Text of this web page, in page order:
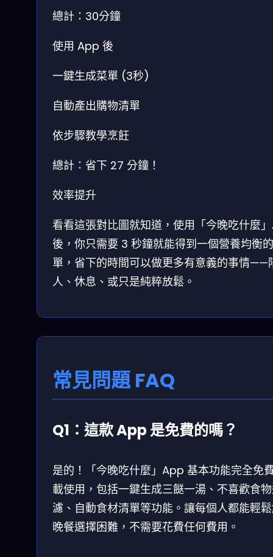
總計：30分鐘
使用 App 後
一鍵生成菜單 (3秒)
自動產出購物清單
依步驟教學烹飪
總計：省下 27 分鐘！
效率提升
看看這張對比圖就知道，使用「今晚吃什麼
後，你只需要 3 秒鐘就能得到一個營養均衡
單，省下的時間可以做更多有意義的事情——
人、休息、或只是純粹放鬆。
常見問題 FAQ
Q1：這款 App 是免費的嗎？
是的！「今晚吃什麼」App 基本功能完全免
載使用，包括一鍵生成三餸一湯、不喜歡食
濾、自動食材清單等功能。讓每個人都能輕
晚餐選擇困難，不需要花費任何費用。